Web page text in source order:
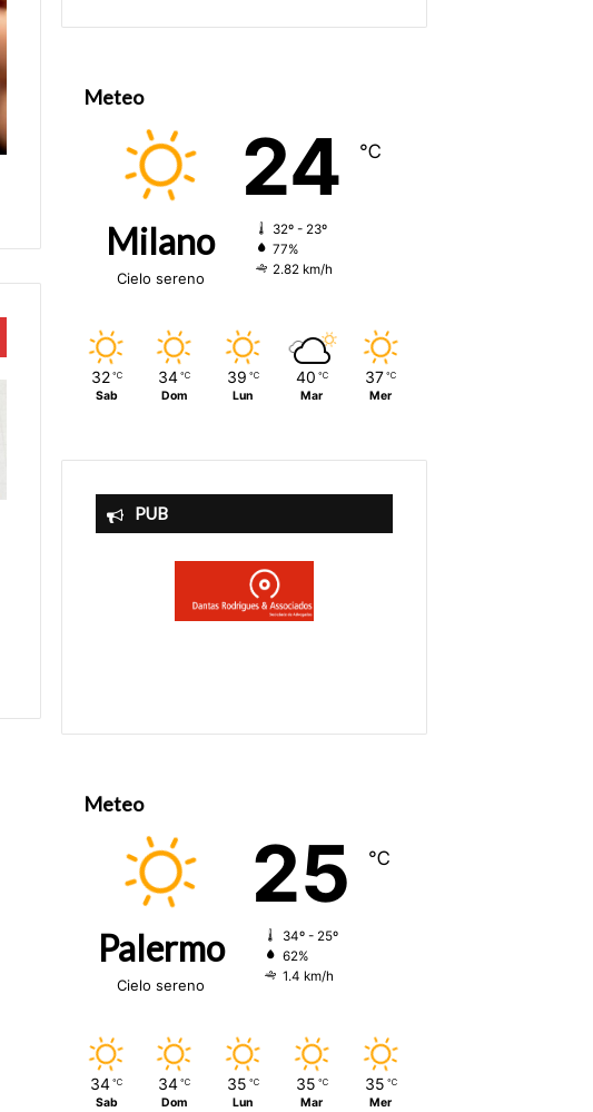
Meteo
Milano
Cielo sereno
24 ℃
32º - 23º
77%
2.82 km/h
32 ℃
Sab
34 ℃
Dom
39 ℃
Lun
40 ℃
Mar
37 ℃
Mer
PUB
Meteo
Palermo
Cielo sereno
25 ℃
34º - 25º
62%
1.4 km/h
34 ℃
Sab
34 ℃
Dom
35 ℃
Lun
35 ℃
Mar
35 ℃
Mer